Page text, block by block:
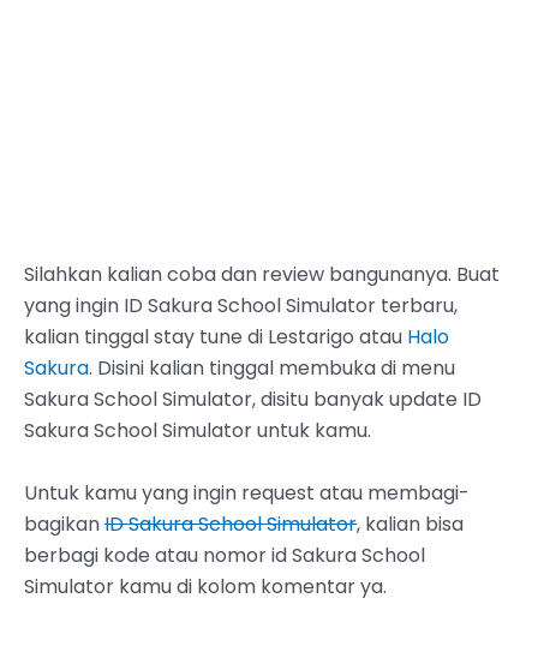
Silahkan kalian coba dan review bangunanya. Buat
yang ingin ID Sakura School Simulator terbaru,
kalian tinggal stay tune di Lestarigo atau Halo
Sakura. Disini kalian tinggal membuka di menu
Sakura School Simulator, disitu banyak update ID
Sakura School Simulator untuk kamu.
Untuk kamu yang ingin request atau membagi-
bagikanID Sakura School Simulator, kalian bisa
berbagi kode atau nomor id Sakura School
Simulator kamu di kolom komentar ya.